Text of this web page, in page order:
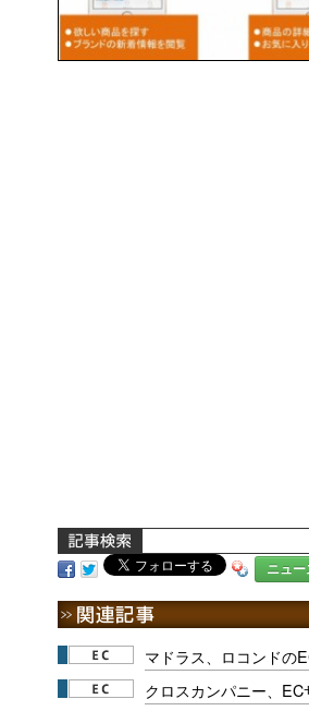
ニュ
マドラス、ロコンドの
クロスカンパニー、EC